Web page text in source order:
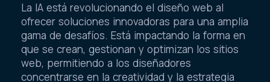
La IA está revolucionando el diseño web al
ofrecer soluciones innovadoras para una amplia
gama de desafíos. Está impactando la forma en
que se crean, gestionan y optimizan los sitios
web, permitiendo a los diseñadores
concentrarse en la creatividad y la estrategia